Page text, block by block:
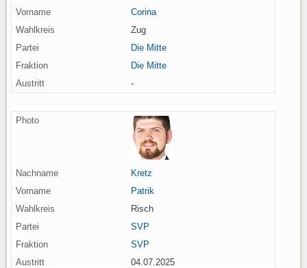
Corina
Zug
Die Mitte
Die Mitte
-
Kretz
Patrik
Risch
SVP
SVP
04.07.2025